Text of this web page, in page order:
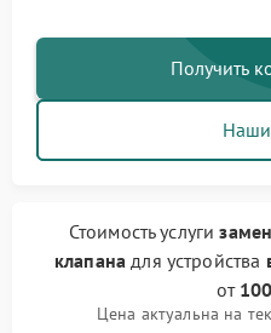
Получить
Стоимость услуги
клапана для устройства
от
Цена актуальна на